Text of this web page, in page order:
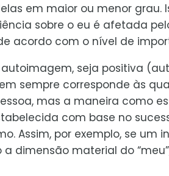
em maior ou menor
sobre o eu é afetada
acordo com o nível de
seja positiva
sempre corresponde às
mas a maneira como
com base no
Assim, por exemplo, se
a dimensão material do